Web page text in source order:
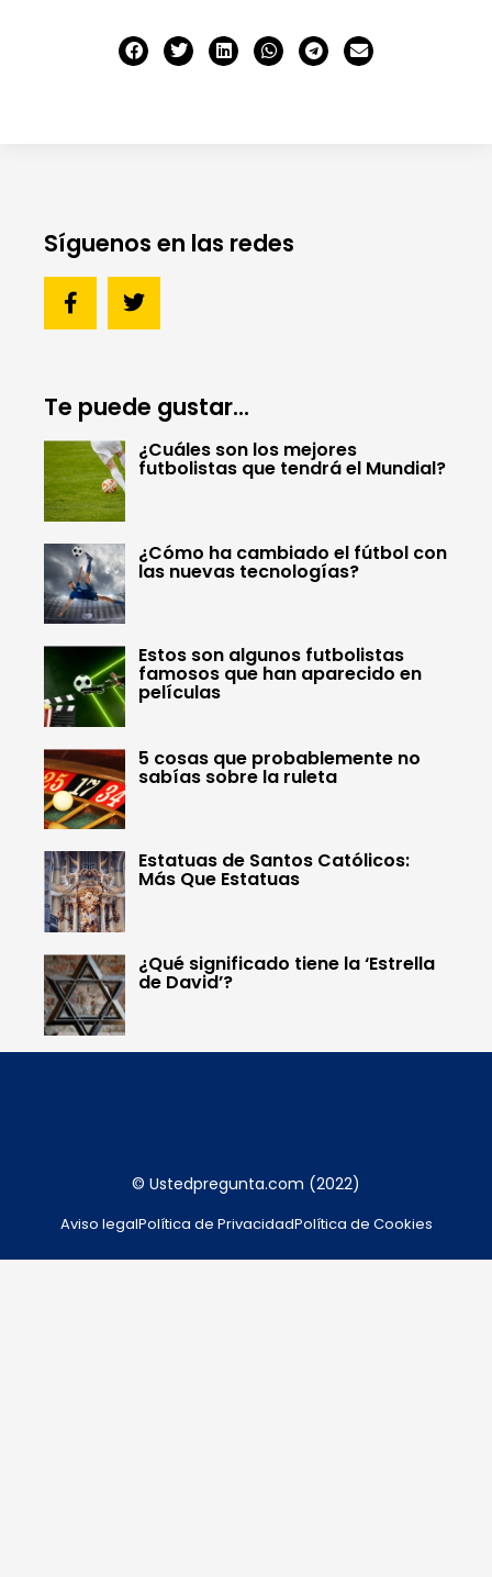
Síguenos en las redes
Te puede gustar...
¿Cuáles son los mejores
futbolistas que tendrá el Mundial?
¿Cómo ha cambiado el fútbol con
las nuevas tecnologías?
Estos son algunos futbolistas
famosos que han aparecido en
películas
5 cosas que probablemente no
sabías sobre la ruleta
Estatuas de Santos Católicos:
Más Que Estatuas
¿Qué significado tiene la ‘Estrella
de David’?
© Ustedpregunta.com (2022)
Aviso legalPolítica de PrivacidadPolítica de Cookies